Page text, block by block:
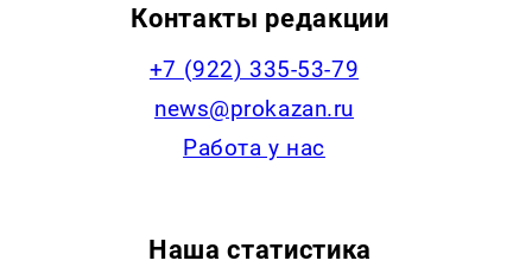
Контакты редакции
+7 (922) 335-53-79
news@prokazan.ru
Работа у нас
Наша статистика